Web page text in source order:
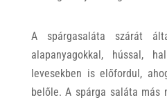
A spárgasaláta szárát
alapanyagokkal, hússal,
levesekben is előfordul,
belőle. A spárga saláta más